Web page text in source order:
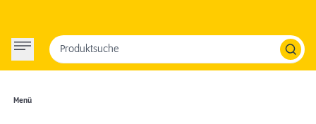
Menü
Produktsuche